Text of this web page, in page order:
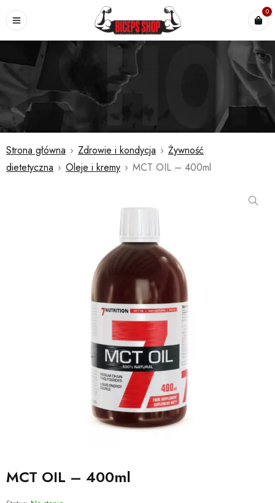
0
Strona główna › Zdrowie i kondycja › Żywność
dietetyczna › Oleje i kremy › MCT OIL – 400ml
MCT OIL – 400ml